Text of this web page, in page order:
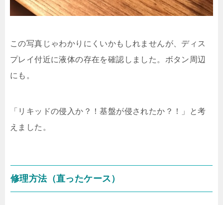
この写真じゃわかりにくいかもしれませんが、ディス
プレイ付近に液体の存在を確認しました。ボタン周辺
にも。
「リキッドの侵入か？！基盤が侵されたか？！」と考
えました。
修理方法（直ったケース）